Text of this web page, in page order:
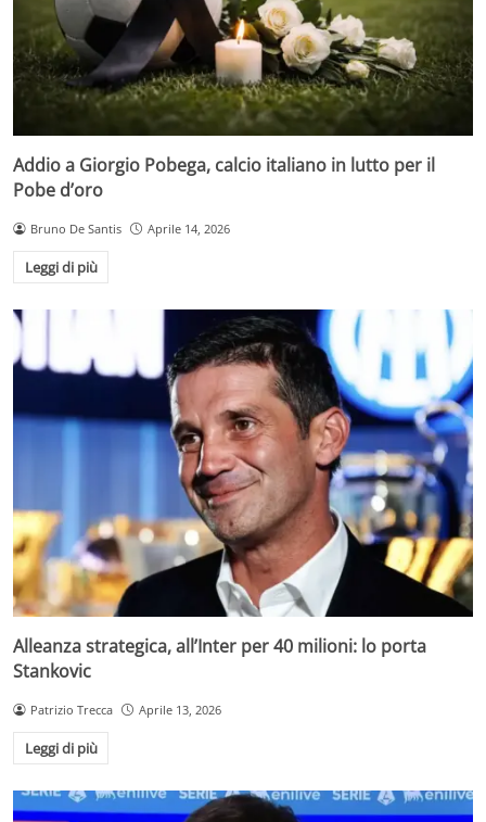
Addio a Giorgio Pobega, calcio italiano in lutto per il
Pobe d’oro
Bruno De Santis Aprile 14, 2026
Leggi di più
Alleanza strategica, all’Inter per 40 milioni: lo porta
Stankovic
Patrizio Trecca Aprile 13, 2026
Leggi di più